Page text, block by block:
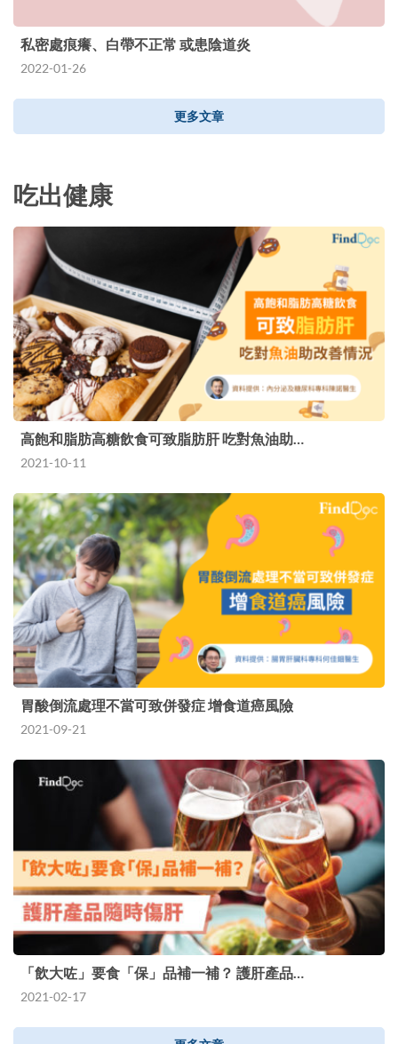
私密處痕癢、白帶不正常 或患陰道炎
2022-01-26
更多文章
吃出健康
高飽和脂肪高糖飲食可致脂肪肝 吃對魚油助…
2021-10-11
胃酸倒流處理不當可致併發症 增食道癌風險
2021-09-21
「飲大咗」要食「保」品補一補？ 護肝產品…
2021-02-17